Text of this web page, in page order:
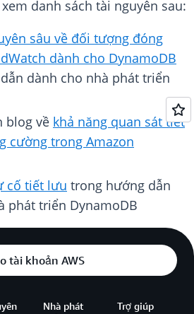
danh sách tài nguyên sau:
sâu về đối tượng đóng
dành cho DynamoDB
dành cho nhà phát triển
blog về khả năng quan sát tiết
cường trong Amazon
cố tiết lưu trong hướng dẫn
phát triển DynamoDB
tài khoản AWS
Nhà phát
Trợ giúp